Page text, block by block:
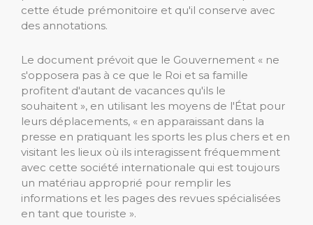
cette étude prémonitoire et qu'il conserve avec
des annotations.
Le document prévoit que le Gouvernement « ne
s'opposera pas à ce que le Roi et sa famille
profitent d'autant de vacances qu'ils le
souhaitent », en utilisant les moyens de l'État pour
leurs déplacements, « en apparaissant dans la
presse en pratiquant les sports les plus chers et en
visitant les lieux où ils interagissent fréquemment
avec cette société internationale qui est toujours
un matériau approprié pour remplir les
informations et les pages des revues spécialisées
en tant que touriste ».